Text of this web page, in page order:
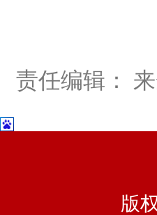
责任编辑：
版